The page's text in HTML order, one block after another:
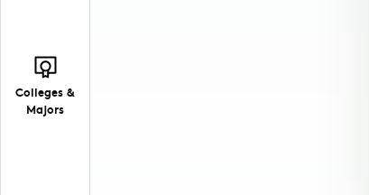
Colleges &
Majors